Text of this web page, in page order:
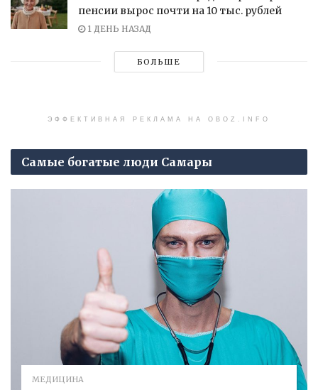
пенсии вырос почти на 10 тыс. рублей
1 ДЕНЬ НАЗАД
БОЛЬШЕ
ЭФФЕКТИВНАЯ РЕКЛАМА НА OBOZ.INFO
Самые богатые люди Самары
МЕДИЦИНА